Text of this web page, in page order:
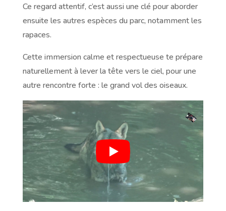
Ce regard attentif, c’est aussi une clé pour aborder
ensuite les autres espèces du parc, notamment les
rapaces.
Cette immersion calme et respectueuse te prépare
naturellement à lever la tête vers le ciel, pour une
autre rencontre forte : le grand vol des oiseaux.